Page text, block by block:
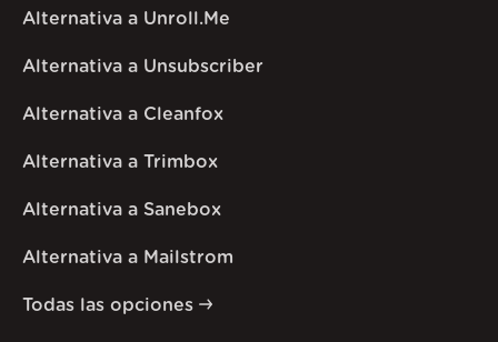
Alternativa a Unroll.Me
Alternativa a Unsubscriber
Alternativa a Cleanfox
Alternativa a Trimbox
Alternativa a Sanebox
Alternativa a Mailstrom
Todas las opciones